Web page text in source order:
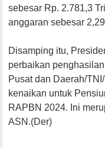
sebesar Rp. 2.781,3
anggaran sebesar
Disamping itu,
perbaikan
Pusat dan Daerah/
kenaikan untuk
RAPBN 2024. Ini
ASN.(Der)